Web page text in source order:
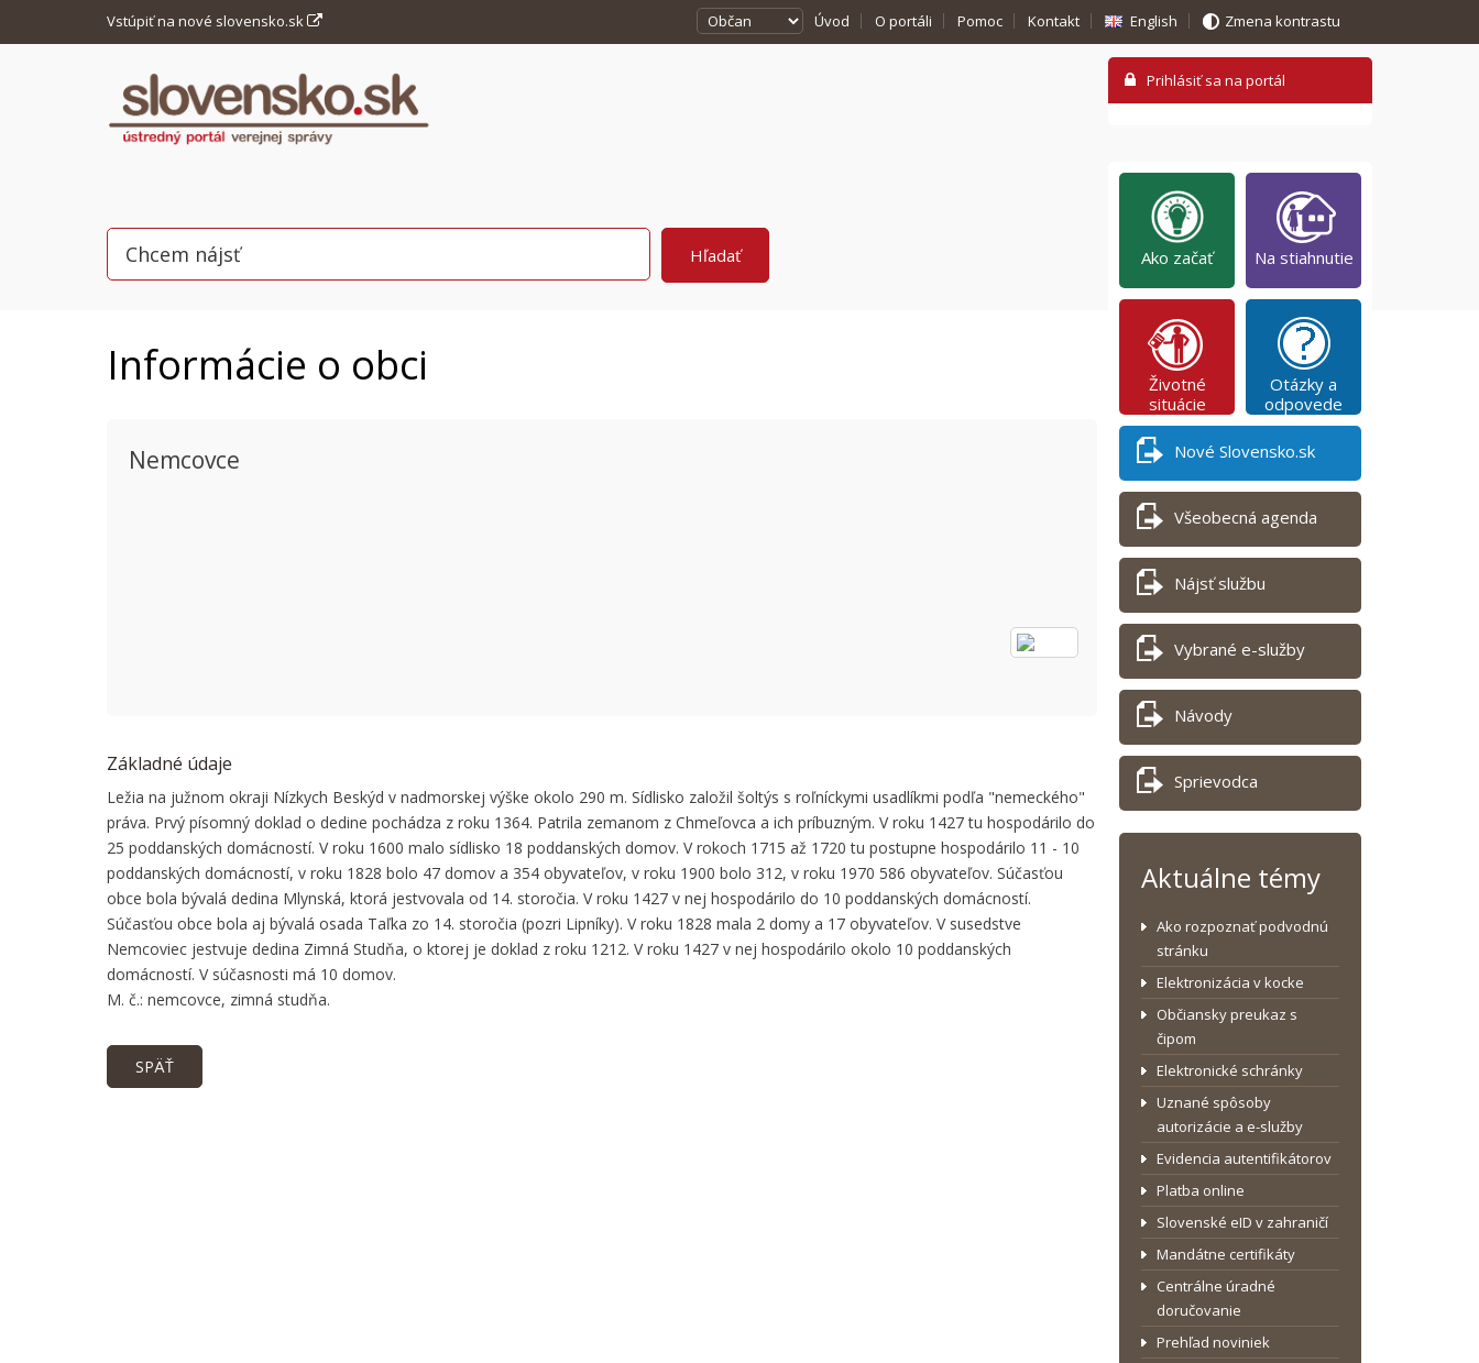
Vstúpiť na nové slovensko.sk Úvod O portáli Pomoc Kontakt English Zmena kontrastu
Informácie o obci
Nemcovce
Základné údaje
Ležia na južnom okraji Nízkych Beskýd v nadmorskej výške okolo 290 m. Sídlisko založil šoltýs s roľníckymi usadlíkmi podľa "nemeckého"
práva. Prvý písomný doklad o dedine pochádza z roku 1364. Patrila zemanom z Chmeľovca a ich príbuzným. V roku 1427 tu hospodárilo do
25 poddanských domácností. V roku 1600 malo sídlisko 18 poddanských domov. V rokoch 1715 až 1720 tu postupne hospodárilo 11 - 10
poddanských domácností, v roku 1828 bolo 47 domov a 354 obyvateľov, v roku 1900 bolo 312, v roku 1970 586 obyvateľov. Súčasťou
obce bola bývalá dedina Mlynská, ktorá jestvovala od 14. storočia. V roku 1427 v nej hospodárilo do 10 poddanských domácností.
Súčasťou obce bola aj bývalá osada Taľka zo 14. storočia (pozri Lipníky). V roku 1828 mala 2 domy a 17 obyvateľov. V susedstve
Nemcoviec jestvuje dedina Zimná Studňa, o ktorej je doklad z roku 1212. V roku 1427 v nej hospodárilo okolo 10 poddanských
domácností. V súčasnosti má 10 domov.
M. č.: nemcovce, zimná studňa.
SPÄŤ
Ako začať Na stiahnutie
Životné
situácie
Otázky a
odpovede
Nové Slovensko.sk
Všeobecná agenda
Nájsť službu
Vybrané e-služby
Návody
Sprievodca
Aktuálne témy
Ako rozpoznať podvodnú
stránku
Elektronizácia v kocke
Občiansky preukaz s
čipom
Elektronické schránky
Uznané spôsoby
autorizácie a e-služby
Evidencia autentifikátorov
Platba online
Slovenské eID v zahraničí
Mandátne certifikáty
Centrálne úradné
doručovanie
Prehľad noviniek